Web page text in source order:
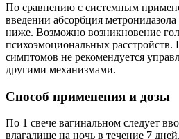
По сравнению с системным
введении абсорбция метронидазола
ниже. Возможно возникновение
психоэмоциональных
симптомов не рекомендуется
другими механизмами.
Способ применения и дозы
По 1 свече вагинальном следует
влагалище на ночь в течение 7 дней.